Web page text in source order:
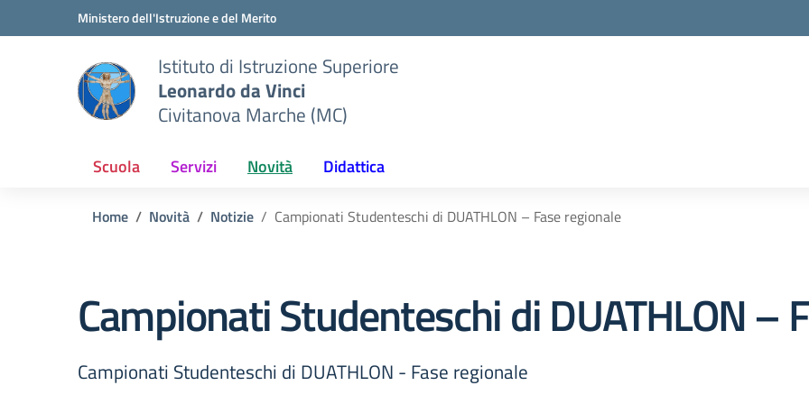
Vai ai contenuti
Vai al menu di navigazioneMinistero dell'Istruzione e del Merito
Istituto di Istruzione Superiore
Leonardo da Vinci
Civitanova Marche (MC)
Scuola Servizi Novità Didattica
Home Novità Notizie Campionati Studenteschi di DUATHLON – Fase regionale
Campionati Studenteschi di DUATHLON –
Campionati Studenteschi di DUATHLON - Fase regionale